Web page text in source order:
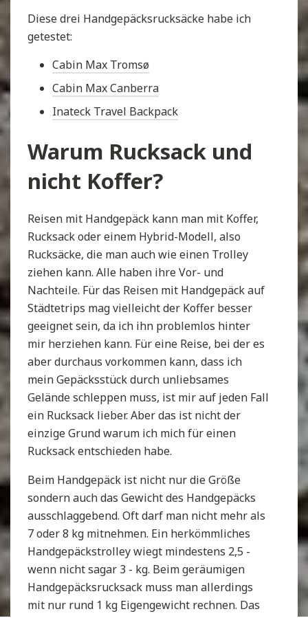
Diese drei Handgepäcksrucksäcke habe ich
getestet:
Cabin Max Tromsø
Cabin Max Canberra
Inateck Travel Backpack
Warum Rucksack und
nicht Koffer?
Reisen mit Handgepäck kann man mit Koffer,
Rucksack oder einem Hybrid-Modell, also
Rucksäcke, die man auch wie einen Trolley
ziehen kann. Alle haben ihre Vor- und
Nachteile. Für das Reisen mit Handgepäck auf
Städtetrips mag vielleicht der Koffer besser
geeignet sein, da ich ihn problemlos hinter
mir herziehen kann. Für eine Reise, bei der es
aber durchaus vorkommen kann, dass ich
mein Gepäcksstück durch unliebsames
Gelände schleppen muss, ist mir auf jeden Fall
ein Rucksack lieber. Aber das ist nicht der
einzige Grund warum ich mich für einen
Rucksack entschieden habe.
Beim Handgepäck ist nicht nur die Größe
sondern auch das Gewicht des Handgepäcks
ausschlaggebend. Oft darf man nicht mehr als
7 oder 8 kg mitnehmen. Ein herkömmliches
Handgepäckstrolley wiegt mindestens 2,5 -
wenn nicht sagar 3 - kg. Beim geräumigen
Handgepäcksrucksack muss man allerdings
mit nur rund 1 kg Eigengewicht rechnen. Das